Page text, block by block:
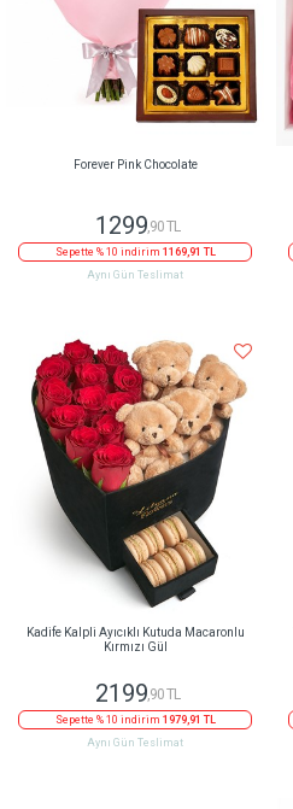
Forever Pink Chocolate
1299,90 TL
Sepette % 10 indirim 1169,91 TL
Aynı Gün Teslimat
Kadife Kalpli Ayıcıklı Kutuda Macaronlu
Kırmızı Gül
2199,90 TL
Sepette % 10 indirim 1979,91 TL
Aynı Gün Teslimat